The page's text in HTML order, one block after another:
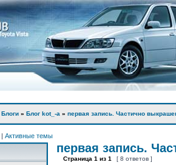
Блоги » Блог kot_-а » первая запись. Частично
| Активные темы
первая запись.
Страница 1 из 1 [ 8 ответов ]